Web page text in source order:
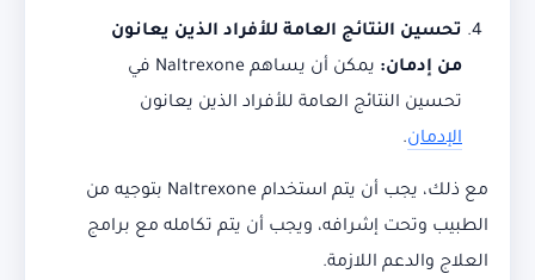
تحسين النتائج العامة للأفراد الذين يعانون
من إدمان:
يمكن أن يساهم Naltrexone في
تحسين النتائج العامة للأفراد الذين يعانون
الإدمان.
مع ذلك، يجب أن يتم استخدام Naltrexone بتوجيه من
الطبيب وتحت إشرافه، ويجب أن يتم تكامله مع برامج
العلاج والدعم اللازمة.